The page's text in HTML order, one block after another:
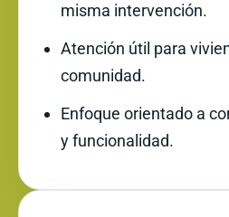
misma intervención.
Atención útil para
comunidad.
Enfoque orientado a
y funcionalidad.